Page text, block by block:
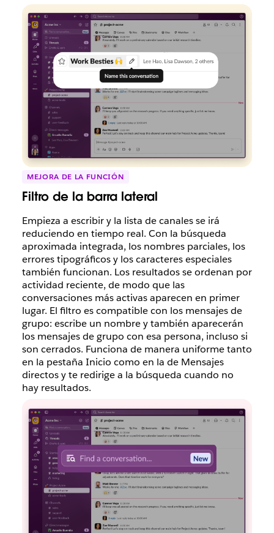
MEJORA DE LA FUNCIÓN
Filtro de la barra lateral
Empieza a escribir y la lista de canales se irá
reduciendo en tiempo real. Con la búsqueda
aproximada integrada, los nombres parciales, los
errores tipográficos y los caracteres especiales
también funcionan. Los resultados se ordenan por
actividad reciente, de modo que las
conversaciones más activas aparecen en primer
lugar. El filtro es compatible con los mensajes de
grupo: escribe un nombre y también aparecerán
los mensajes de grupo con esa persona, incluso si
son cerrados. Funciona de manera uniforme tanto
en la pestaña Inicio como en la de Mensajes
directos y te redirige a la búsqueda cuando no
hay resultados.